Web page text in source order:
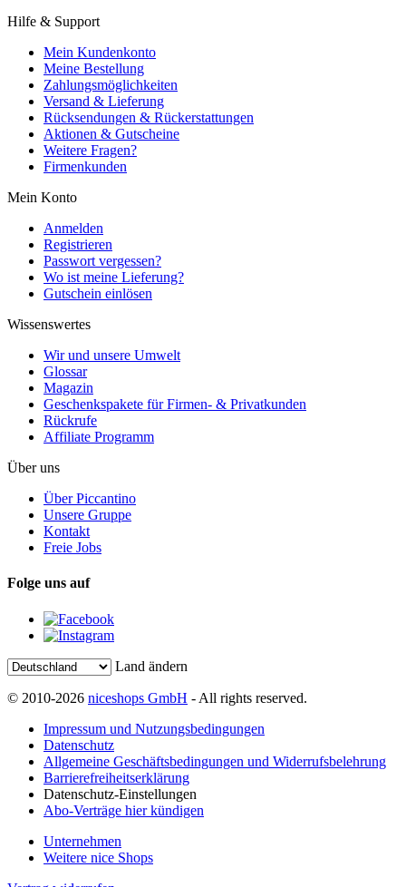
Hilfe & Support
Mein Kundenkonto
Meine Bestellung
Zahlungsmöglichkeiten
Versand & Lieferung
Rücksendungen & Rückerstattungen
Aktionen & Gutscheine
Weitere Fragen?
Firmenkunden
Mein Konto
Anmelden
Registrieren
Passwort vergessen?
Wo ist meine Lieferung?
Gutschein einlösen
Wissenswertes
Wir und unsere Umwelt
Glossar
Magazin
Geschenkspakete für Firmen- & Privatkunden
Rückrufe
Affiliate Programm
Über uns
Über Piccantino
Unsere Gruppe
Kontakt
Freie Jobs
Folge uns auf
Land ändern
© 2010-2026 niceshops GmbH - All rights reserved.
Impressum und Nutzungsbedingungen
Datenschutz
Allgemeine Geschäftsbedingungen und Widerrufsbelehrung
Barrierefreiheitserklärung
Datenschutz-Einstellungen
Abo-Verträge hier kündigen
Unternehmen
Weitere nice Shops